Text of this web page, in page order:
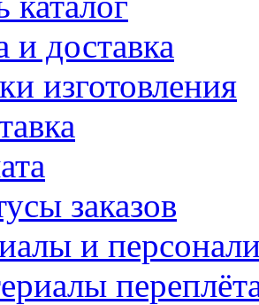
и доставка
изготовления
заказов
и